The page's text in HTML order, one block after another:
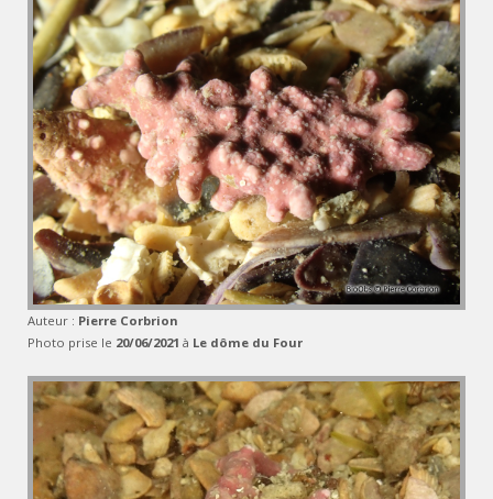
Auteur : Pierre Corbrion
Photo prise le 20/06/2021 à Le dôme du Four